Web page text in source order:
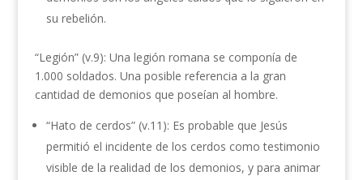
su rebelión.
“Legión” (v.9): Una legión romana se componía de
1.000 soldados. Una posible referencia a la gran
cantidad de demonios que poseían al hombre.
“Hato de cerdos” (v.11): Es probable que Jesús
permitió el incidente de los cerdos como testimonio
visible de la realidad de los demonios, y para animar